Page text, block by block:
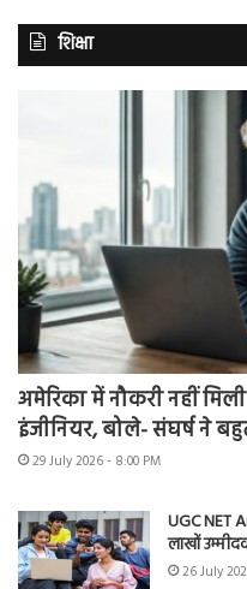
शिक्षा
अमेरिका में नौकरी नहीं
इंजीनियर, बोले- संघर्ष ने
29 July 2026 - 8:00 PM
UGC NET
लाखों
26 July